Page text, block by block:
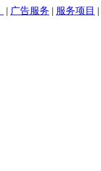
| 广告服务 | 服务项目 |